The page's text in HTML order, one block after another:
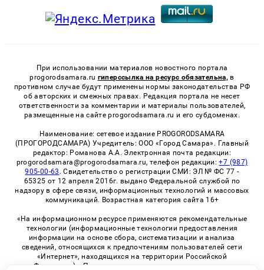
При использовании материалов новостного портала
progorodsamara.ru гиперссылка на ресурс обязательна, в
противном случае будут применены нормы законодательства РФ
об авторских и смежных правах. Редакция портала не несет
ответственности за комментарии и материалы пользователей,
размещенные на сайте progorodsamara.ru и его субдоменах.
Наименование: сетевое издание PROGORODSAMARA
(ПРОГОРОДСАМАРА) Учредитель: ООО «Город Самара». Главный
редактор: Романова А.А. Электронная почта редакции:
progorodsamara@progorodsamara.ru, телефон редакции:+7 (987)
905-00-63 . Свидетельство о регистрации СМИ: ЭЛ № ФС 77 -
65325 от 12 апреля 2016г. выдано Федеральной службой по
надзору в сфере связи, информационных технологий и массовых
коммуникаций. Возрастная категория сайта 16+
«На информационном ресурсе применяются рекомендательные
технологии (информационные технологии предоставления
информации на основе сбора, систематизации и анализа
сведений, относящихся к предпочтениям пользователей сети
«Интернет», находящихся на территории Российской
Федерации)». Правила применения рекомендательных